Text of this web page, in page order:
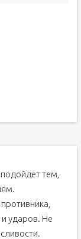
тем,
и ударов. Не